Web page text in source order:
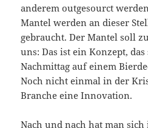
anderem outgesourct
Mantel werden an dieser
gebraucht. Der Mantel soll
uns: Das ist ein Konzept,
Nachmittag auf einem
Noch nicht einmal in der
Branche eine Innovation.
Nach und nach hat man